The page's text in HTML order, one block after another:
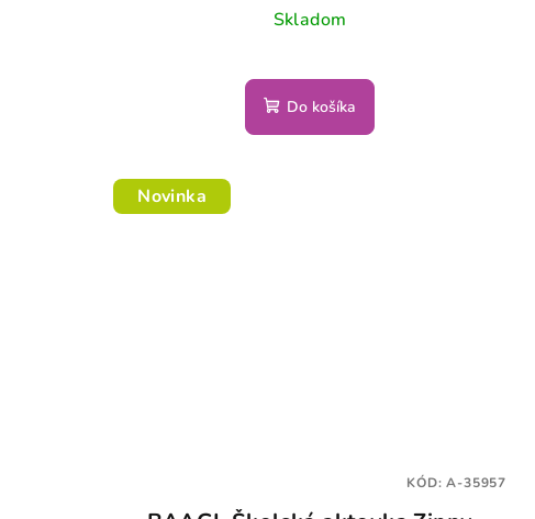
Skladom
Do košíka
Novinka
KÓD:A-35957